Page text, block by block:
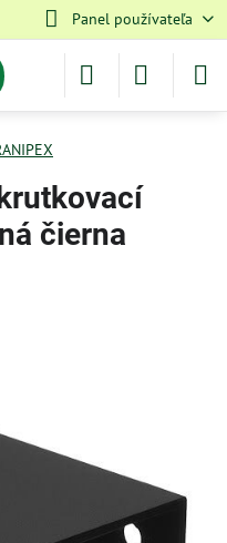
Panel používateľa
čierna